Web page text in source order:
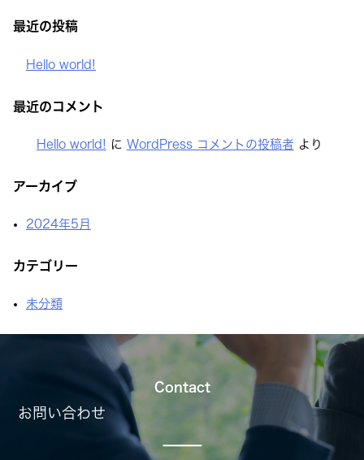
シ
最近の投稿
Hello world!
最近のコメント
Hello world! に WordPress コメントの投稿者 より
アーカイブ
2024年5月
カテゴリー
未分類
Contact
お問い合わせ